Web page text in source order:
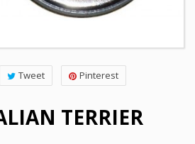
Tweet Pinterest
TERRIER